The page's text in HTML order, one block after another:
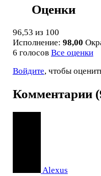
Оценки
96,53 из 100
Исполнение: 98,00
6 голосов Все оценки
Войдите, чтобы
Комментарии
Alexus